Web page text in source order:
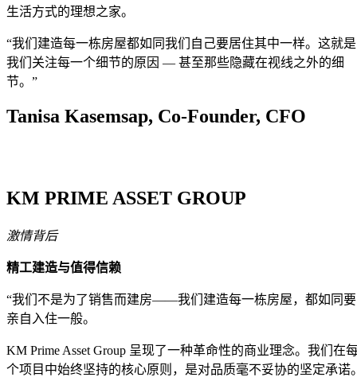
生活方式的理想之家。
“我们建造每一栋房屋都如同我们自己要居住其中一样。这就是
我们关注每一个细节的原因 — 甚至那些隐藏在视线之外的细
节。”
Tanisa Kasemsap, Co-Founder, CFO
KM PRIME ASSET GROUP
激情背后
精工建造与值得信赖
“我们不是为了销售而建房——我们建造每一栋房屋，都如同要
亲自入住一般。
KM Prime Asset Group 呈现了一种革命性的商业理念。我们在
个项目中始终坚持的核心原则，是对品质毫不妥协的坚定承诺